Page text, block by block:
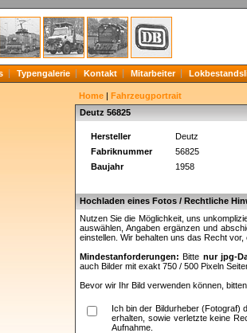
Typengalerie Kontakt Mitarbeiter
Home | Fahrzeugportrait
Deutz 56825
Hersteller Deutz
Fabriknummer
56825
Baujahr
1958
Hochladen eines Fotos / Rechtliche
Nutzen Sie die Möglichkeit, uns
auswählen, Angaben ergänzen und
einstellen. Wir behalten uns das Recht
Mindestanforderungen: Bitte nur jpg-
auch Bilder mit exakt 750 / 500 Pixeln
Bevor wir Ihr Bild verwenden können,
Ich bin der Bildurheber (Fotograf)
erhalten, sowie verletzte keine
Aufnahme.